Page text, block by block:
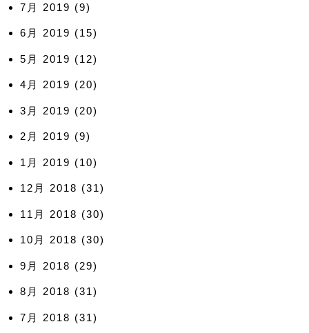
7月 2019 (9)
6月 2019 (15)
5月 2019 (12)
4月 2019 (20)
3月 2019 (20)
2月 2019 (9)
1月 2019 (10)
12月 2018 (31)
11月 2018 (30)
10月 2018 (30)
9月 2018 (29)
8月 2018 (31)
7月 2018 (31)